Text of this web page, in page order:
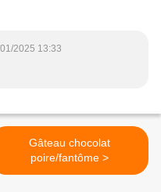
2025 13:33
Gâteau chocolat
poire/fantôme >